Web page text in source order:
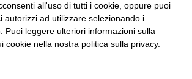
65 - Torino
certificata (PEC):
all'uso di tutti i cookie, oppure puoi
autorizzi ad utilizzare selezionando i
Puoi leggere ulteriori informazioni sulla
cookie nella nostra politica sulla privacy.